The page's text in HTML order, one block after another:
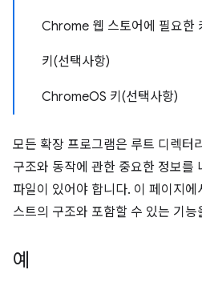
Chrome 웹 스토어에 필요한
키(선택사항)
ChromeOS 키(선택사항)
모든 확장 프로그램은 루트 디렉터
구조와 동작에 관한 중요한 정보를
파일이 있어야 합니다. 이 페이지에
스트의 구조와 포함할 수 있는 기능
예